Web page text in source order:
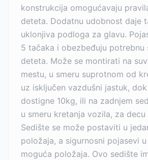
konstrukcija omogućavaju
deteta. Dodatnu udobnost daje
uklonjiva podloga za glavu.
5 tačaka i obezbeđuju potrebnu
deteta. Može se montirati na
mestu, u smeru suprotnom od
uz isključen vazdušni jastuk,
dostigne 10kg, ili na zadnjem
u smeru kretanja vozila, za decu
Sedište se može postaviti u
položaja, a sigurnosni pojasevi
moguća položaja. Ovo sedište